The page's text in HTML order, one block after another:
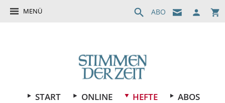
MENÜ ABO
START ONLINE HEFTE
ABOS